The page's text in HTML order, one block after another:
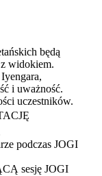
będą
widokiem.
i uważność.
uczestników.
podczas JOGI
sesję JOGI